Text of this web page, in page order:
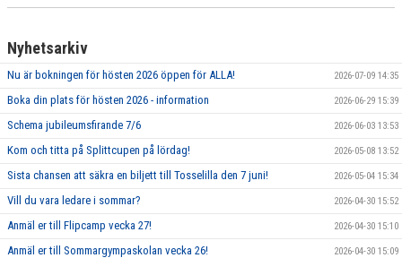
Nyhetsarkiv
Nu är bokningen för hösten 2026 öppen för ALLA! 2026-07-09 14:35
Boka din plats för hösten 2026 - information 2026-06-29 15:39
Schema jubileumsfirande 7/6 2026-06-03 13:53
Kom och titta på Splittcupen på lördag! 2026-05-08 13:52
Sista chansen att säkra en biljett till Tosselilla den 7 juni! 2026-05-04 15:34
Vill du vara ledare i sommar? 2026-04-30 15:52
Anmäl er till Flipcamp vecka 27! 2026-04-30 15:10
Anmäl er till Sommargympaskolan vecka 26! 2026-04-30 15:09